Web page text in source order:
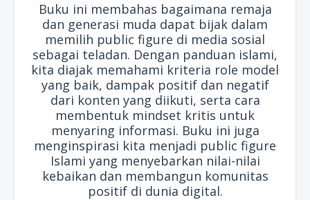
Buku ini membahas bagaimana remaja
dan generasi muda dapat bijak dalam
memilih public figure di media sosial
sebagai teladan. Dengan panduan islami,
kita diajak memahami kriteria role model
yang baik, dampak positif dan negatif
dari konten yang diikuti, serta cara
membentuk mindset kritis untuk
menyaring informasi. Buku ini juga
menginspirasi kita menjadi public figure
Islami yang menyebarkan nilai-nilai
kebaikan dan membangun komunitas
positif di dunia digital.